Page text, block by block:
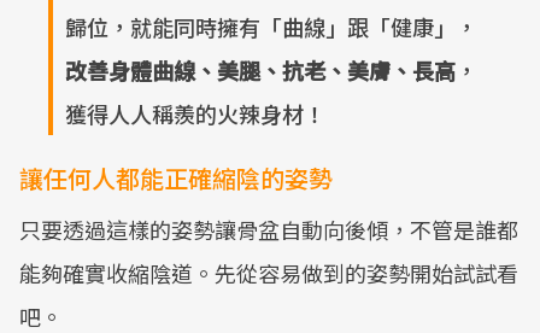
歸位，就能同時擁有「曲線」跟「健康」，
改善身體曲線、美腿、抗老、美膚、長高 ，
獲得人人稱羨的火辣身材！
讓任何人都能正確縮陰的姿勢
只要透過這樣的姿勢讓骨盆自動向後傾，不管是誰都
能夠確實收縮陰道。先從容易做到的姿勢開始試試看
吧。